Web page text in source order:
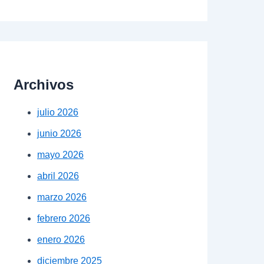
Archivos
julio 2026
junio 2026
mayo 2026
abril 2026
marzo 2026
febrero 2026
enero 2026
diciembre 2025